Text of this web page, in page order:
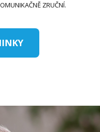
ZRUČNÍ.